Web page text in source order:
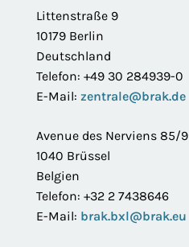
Littenstraße 9
10179 Berlin
Deutschland
Telefon: +49 30 284939-0
E-Mail: zentrale@brak.de
Avenue des Nerviens 85/9
1040 Brüssel
Belgien
Telefon: +32 2 7438646
E-Mail: brak.bxl@brak.eu